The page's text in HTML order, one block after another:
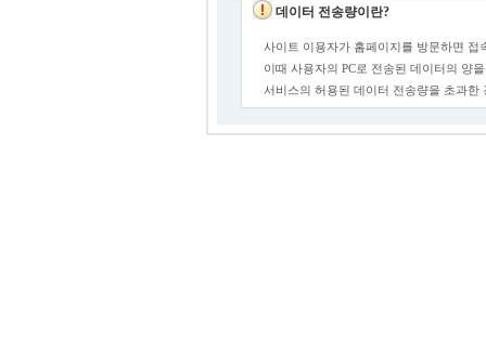
데이터 전송량이란?
사이트 이용자가 홈페이지를 방문하면 접
이때 사용자의 PC로 전송된 데이터의 양
서비스의 허용된 데이터 전송량을 초과